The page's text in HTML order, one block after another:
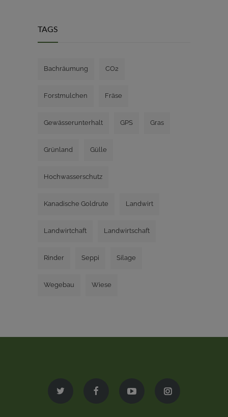
TAGS
Bachräumung CO2
Forstmulchen Fräse
Gewässerunterhalt GPS Gras
Grünland Gülle
Hochwasserschutz
Kanadische Goldrute Landwirt
Landwirtchaft Landwirtschaft
Rinder Seppi Silage
Wegebau Wiese